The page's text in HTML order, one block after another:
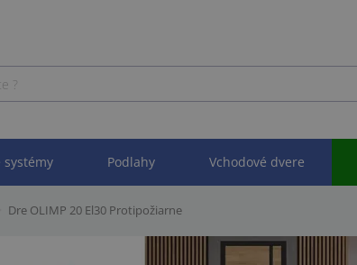
systémy Podlahy Vchodové dvere
Dre OLIMP 20 El30 Protipožiarne